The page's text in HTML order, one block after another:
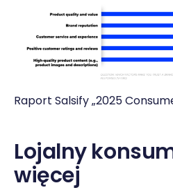
Raport Salsify „2025
Lojalny
więcej